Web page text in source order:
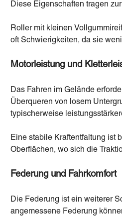
Diese Eigenschaften tragen
Roller mit kleinen
oft Schwierigkeiten, da sie
Motorleistung und
Das Fahren im Gelände
Überqueren von losem
typischerweise
Eine stabile Kraftentfaltung ist
Oberflächen, wo sich die
Federung und Fahrkomfort
Die Federung ist ein weiterer
angemessene Federung